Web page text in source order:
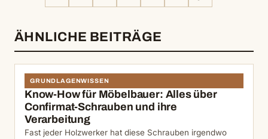
ÄHNLICHE BEITRÄGE
GRUNDLAGENWISSEN
Know-How für Möbelbauer: Alles über
Confirmat-Schrauben und ihre
Verarbeitung
Fast jeder Holzwerker hat diese Schrauben irgendwo